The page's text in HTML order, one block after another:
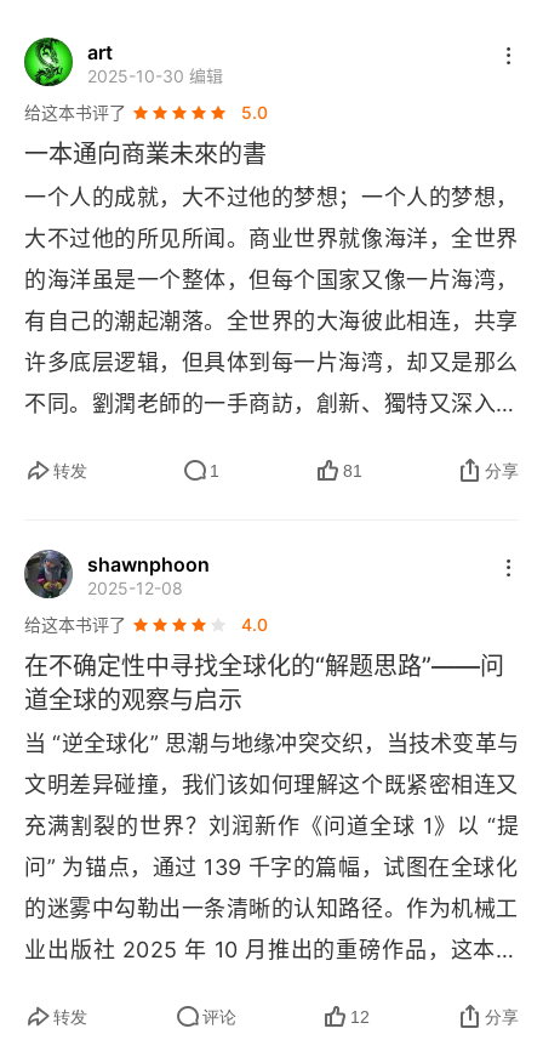
有尊严地老去，无价
请带“好奇之眼”，不要带“偏见之镜”
第三站 问道美国西部
理解“不同”，才能共赢
熊熊燃烧的硅谷
认识OpenAI，认识AI
今天的VR，需要真正的杀手级应用
在硅谷，创业是一种生活方式
第四站 问道墨西哥
安全是到墨西哥的第一课
风浪越大，鱼越贵
国人聚在一起不怕难
拓荒的中国勇士们，你们辛苦了
第五站 问道越南
art
2025-10-30 编辑
给这本书评了
5.0
一本通向商業未來的書
一个人的成就，大不过他的梦想；一个人的梦想，
大不过他的所见所闻。商业世界就像海洋，全世界
的海洋虽是一个整体，但每个国家又像一片海湾，
有自己的潮起潮落。全世界的大海彼此相连，共享
许多底层逻辑，但具体到每一片海湾，却又是那么
不同。劉潤老師的一手商訪，創新、獨特又深入，
家，有能力有成長性的，都將走出去，大出海一本
转发 1 81 分享
shawnphoon
2025-12-08
给这本书评了
4.0
在不确定性中寻找全球化的“解题思路”——问
道全球的观察与启示
当 “逆全球化” 思潮与地缘冲突交织，当技术变革与
文明差异碰撞，我们该如何理解这个既紧密相连又
充满割裂的世界？刘润新作《问道全球 1》以 “提
问” 为锚点，通过 139 千字的篇幅，试图在全球化
的迷雾中勾勒出一条清晰的认知路径。作为机械工
业出版社 2025 年 10 月推出的重磅作品，这本书
准答案，而是通过对全球商业、经济与社会的深度
转发 评论 12 分享